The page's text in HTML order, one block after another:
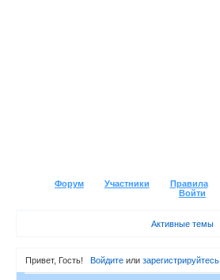
Форум Участники Правила
Войти
Активные темы
Привет, Гость! Войдитеили зарегистрируйтесь.